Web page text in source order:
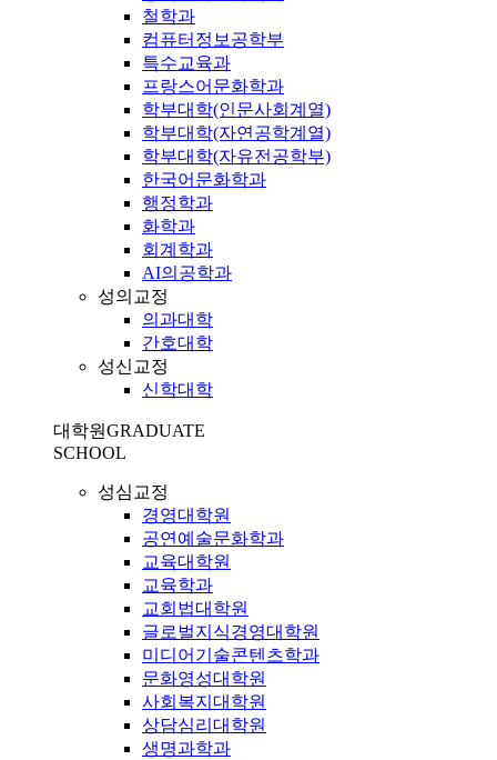
철학과
컴퓨터정보공학부
특수교육과
프랑스어문화학과
학부대학(인문사회계열)
학부대학(자연공학계열)
학부대학(자유전공학부)
한국어문화학과
행정학과
화학과
회계학과
AI의공학과
성의교정
의과대학
간호대학
성신교정
신학대학
대학원GRADUATE
SCHOOL
성심교정
경영대학원
공연예술문화학과
교육대학원
교육학과
교회법대학원
글로벌지식경영대학원
미디어기술콘텐츠학과
문화영성대학원
사회복지대학원
상담심리대학원
생명과학과